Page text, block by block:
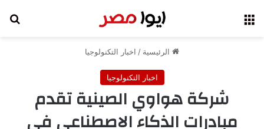
الرئيسية / اخبار التكنولوجيا
اخبار التكنولوجيا
شركة هواوي الصينية تقدم
مبادرات الذكاء الاصطناعي في